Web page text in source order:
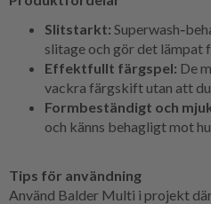
Slitstarkt:
slitage och gör det lämpat
Effektfullt färgspel: De
vackra färgskift utan att
Formbeständigt och
och känns behagligt mot
Tips för användning
Använd Balder Multi i projekt